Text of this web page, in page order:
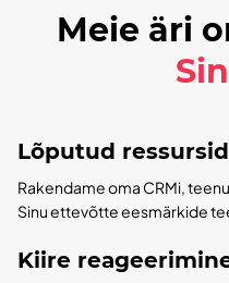
Meie äri
Lõputud ressursid
Rakendame oma CRMi,
Sinu ettevõtte eesmärkide
Kiire